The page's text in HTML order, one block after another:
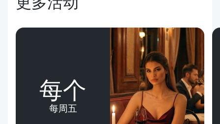
更多活动
每个
每周五